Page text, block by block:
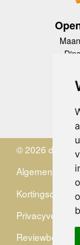
© 2026 de
Algemene
Kortingscode
Reviewbeleid